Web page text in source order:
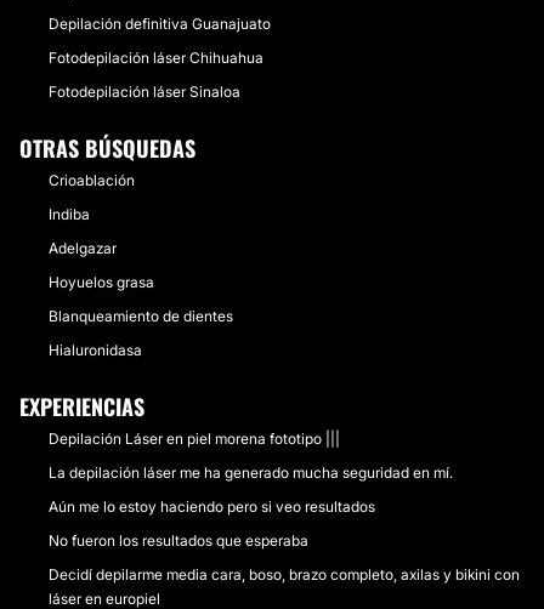
Depilación definitiva Guanajuato
Fotodepilación láser Chihuahua
Fotodepilación láser Sinaloa
OTRAS BÚSQUEDAS
Crioablación
Indiba
Adelgazar
Hoyuelos grasa
Blanqueamiento de dientes
Hialuronidasa
EXPERIENCIAS
Depilación Láser en piel morena fototipo |||
La depilación láser me ha generado mucha seguridad en mí.
Aún me lo estoy haciendo pero si veo resultados
No fueron los resultados que esperaba
Decidí depilarme media cara, boso, brazo completo, axilas y bikini con
láser en europiel